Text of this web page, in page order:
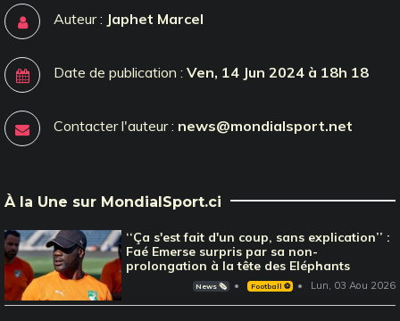
Auteur : Japhet Marcel
Date de publication : Ven, 14 Jun 2024 à 18h 18
Contacter l'auteur : news@mondialsport.net
À la Une sur MondialSport.ci
‘‘Ça s'est fait d'un coup, sans explication’’ :
Faé Emerse surpris par sa non-
prolongation à la tête des Eléphants
News 🗞️ Football ⚽️ Lun, 03 Aou 2026